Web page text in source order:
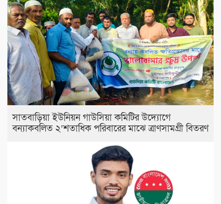
সাতবাড়িয়া ইউনিয়ন গাউসিয়া কমিটির উদ্যোগে
বন্যাকবলিত ২’শতাধিক পরিবারের মাঝে ত্রাণসামগ্রী বিতরণ